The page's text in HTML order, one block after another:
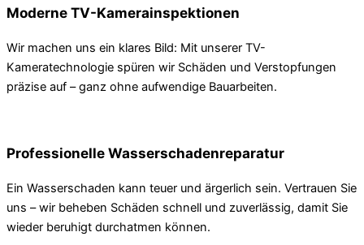
Moderne TV-Kamerainspektionen
Wir machen uns ein klares Bild: Mit unserer TV-
Kameratechnologie spüren wir Schäden und Verstopfungen
präzise auf – ganz ohne aufwendige Bauarbeiten.
Professionelle Wasserschadenreparatur
Ein Wasserschaden kann teuer und ärgerlich sein. Vertrauen Sie
uns – wir beheben Schäden schnell und zuverlässig, damit Sie
wieder beruhigt durchatmen können.